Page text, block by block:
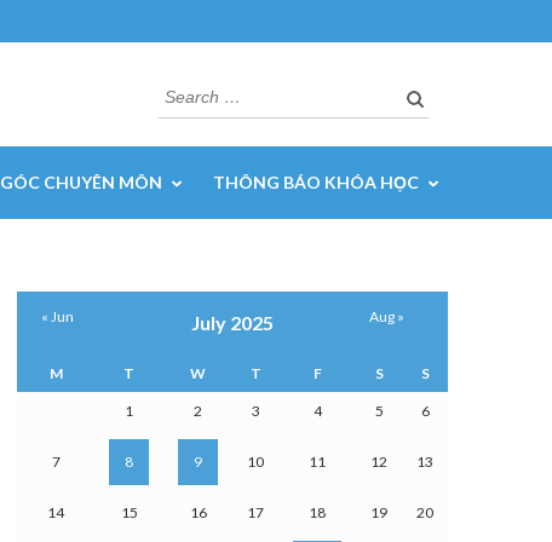
Search
for:
GÓC CHUYÊN MÔN THÔNG BÁO KHÓA HỌC
July 2025
M T W T F S S
1 2 3 4 5 6
7 8 9 10 11 12 13
14 15 16 17 18 19 20
« Jun Aug »